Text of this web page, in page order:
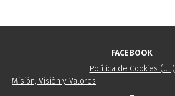
Misión, Visión y Valores
Política de Cookies (UE)
FACEBOOK